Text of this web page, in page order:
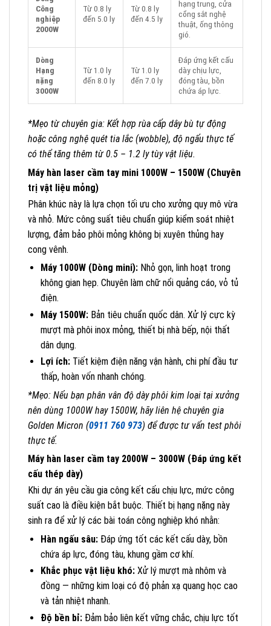
Công
nghiệp
2000W
Từ 0.8 ly
đến 5.0 ly
Từ 0.8 ly
đến 4.5 ly
hạng trung, cửa
cổng sắt nghệ
thuật, ống thông
gió.
Dòng
Hạng
nặng
3000W
Từ 1.0 ly
đến 8.0 ly
Từ 1.0 ly
đến 7.0 ly
Đáp ứng kết cấu
dày chịu lực,
đóng tàu, bồn
chứa áp lực.
*Mẹo từ chuyên gia: Kết hợp rùa cấp dây bù tự động
hoặc công nghệ quét tia lắc (wobble), độ ngấu thực tế
có thể tăng thêm từ 0.5 – 1.2 ly tùy vật liệu.
Máy hàn laser cầm tay mini 1000W – 1500W (Chuyên
trị vật liệu mỏng)
Phân khúc này là lựa chọn tối ưu cho xưởng quy mô vừa
và nhỏ. Mức công suất tiêu chuẩn giúp kiểm soát nhiệt
lượng, đảm bảo phôi mỏng không bị xuyên thủng hay
cong vênh.
Máy 1000W (Dòng mini):Nhỏ gọn, linh hoạt trong
không gian hẹp. Chuyên làm chữ nổi quảng cáo, vỏ tủ
điện.
Máy 1500W:Bản tiêu chuẩn quốc dân. Xử lý cực kỳ
mượt mà phôi inox mỏng, thiết bị nhà bếp, nội thất
dân dụng.
Lợi ích:Tiết kiệm điện năng vận hành, chi phí đầu tư
thấp, hoàn vốn nhanh chóng.
*Mẹo: Nếu bạn phân vân độ dày phôi kim loại tại xưởng
nên dùng 1000W hay 1500W, hãy liên hệ chuyên gia
Golden Micron (0911 760 973) để được tư vấn test phôi
thực tế.
Máy hàn laser cầm tay 2000W – 3000W (Đáp ứng kết
cấu thép dày)
Khi dự án yêu cầu gia công kết cấu chịu lực, mức công
suất cao là điều kiện bắt buộc. Thiết bị hạng nặng này
sinh ra để xử lý các bài toán công nghiệp khó nhằn:
Hàn ngấu sâu:Đáp ứng tốt các kết cấu dày, bồn
chứa áp lực, đóng tàu, khung gầm cơ khí.
Khắc phục vật liệu khó:Xử lý mượt mà nhôm và
đồng — những kim loại có độ phản xạ quang học cao
và tản nhiệt nhanh.
Độ bền bỉ:Đảm bảo liên kết vững chắc, chịu lực tốt